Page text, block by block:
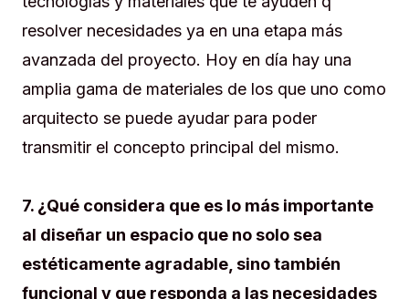
resolver necesidades ya en una etapa más
avanzada del proyecto. Hoy en día hay una
amplia gama de materiales de los que uno como
arquitecto se puede ayudar para poder
transmitir el concepto principal del mismo.
7. ¿Qué considera que es lo más importante
al diseñar un espacio que no solo sea
estéticamente agradable, sino también
funcional y que responda a las necesidades